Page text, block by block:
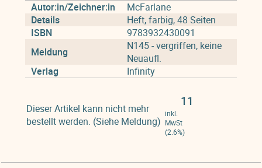
Autor:in/Zeichner:in
McFarlane
Details
Heft, farbig, 48 Seiten
ISBN
9783932430091
Meldung
N145 - vergriffen, keine
Neuaufl.
Verlag
Infinity
Dieser Artikel kann nicht mehr
bestellt werden. (Siehe Meldung)
11
inkl.
MwSt
(2.6%)